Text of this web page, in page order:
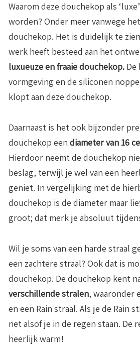
Waarom deze douchekop als
worden? Onder meer vanwege
douchekop. Het is duidelijk te
werk heeft besteed aan het
luxueuze en fraaie douchekop. De
vormgeving en de siliconen
klopt aan deze douchekop.
Daarnaast is het ook bijzonder
douchekop een diameter van 16
Hierdoor neemt de douchekop
beslag, terwijl je wel van een
geniet. In vergelijking met de
douchekop is de diameter maar
groot; dat merk je absoluut
Wil je soms van een harde straal
een zachtere straal? Ook dat is
douchekop. De douchekop kent
verschillende stralen, waaronder
en een Rain straal. Als je de Rain
net alsof je in de regen staan. De
heerlijk warm!